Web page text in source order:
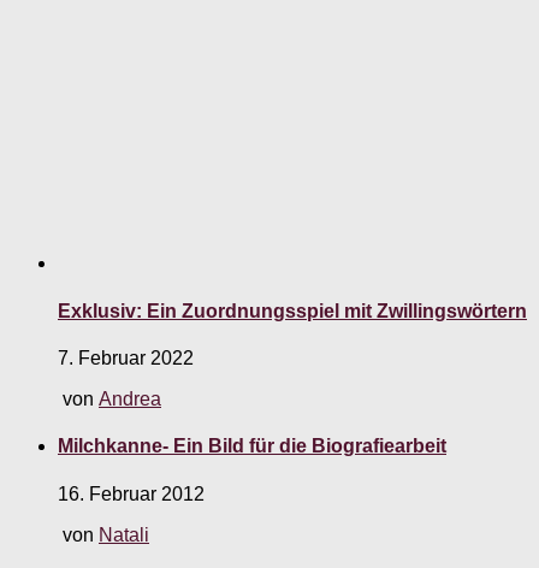
Exklusiv: Ein Zuordnungsspiel mit Zwillingswörtern
7. Februar 2022
von Andrea
Milchkanne- Ein Bild für die Biografiearbeit
16. Februar 2012
von Natali